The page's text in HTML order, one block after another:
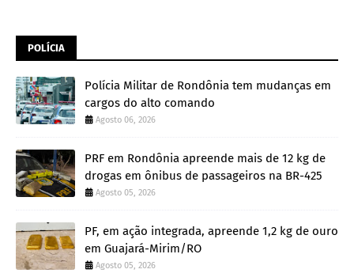
POLÍCIA
Polícia Militar de Rondônia tem mudanças em
cargos do alto comando
Agosto 06, 2026
PRF em Rondônia apreende mais de 12 kg de
drogas em ônibus de passageiros na BR-425
Agosto 05, 2026
PF, em ação integrada, apreende 1,2 kg de ouro
em Guajará-Mirim/RO
Agosto 05, 2026